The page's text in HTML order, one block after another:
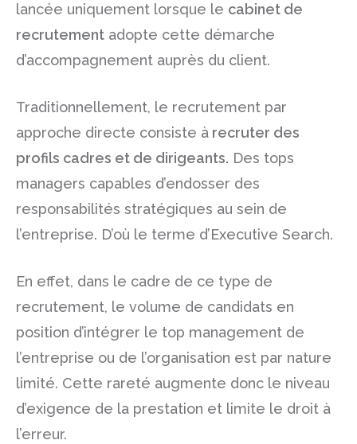
lancée uniquement lorsque le cabinet de
recrutement adopte cette démarche
d’accompagnement auprès du client.
Traditionnellement, le recrutement par
approche directe consiste à recruter des
profils cadres et de dirigeants. Des tops
managers capables d’endosser des
responsabilités stratégiques au sein de
l’entreprise. D’où le terme d’Executive Search.
En effet, dans le cadre de ce type de
recrutement, le volume de candidats en
position d’intégrer le top management de
l’entreprise ou de l’organisation est par nature
limité. Cette rareté augmente donc le niveau
d’exigence de la prestation et limite le droit à
l’erreur.